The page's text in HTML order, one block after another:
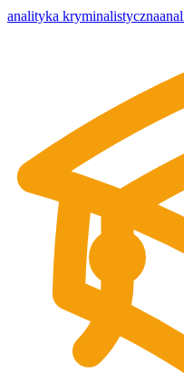
analityka kryminalistyczna